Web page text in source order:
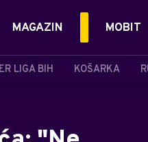
LIGA BIH KOŠARKA
MAGAZIN MOBIT